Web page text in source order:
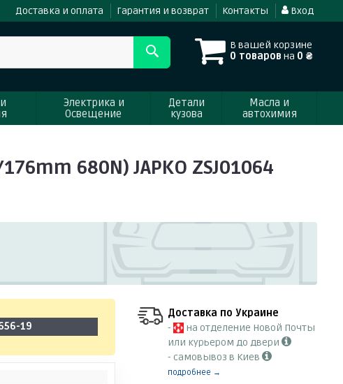
Доставка и оплата Гарантия и возврат Контакты Вход
В вашей корзине
0 товаров на 0 ₴
Электрика и
Освещение
Детали
кузова
Масла и
автохимия
680N) JAPKO ZSJ01064
19
Доставка по Украине
-
на отделение Новой Почты
или курьером до двери
- самовывоз в Киев
подробнее →